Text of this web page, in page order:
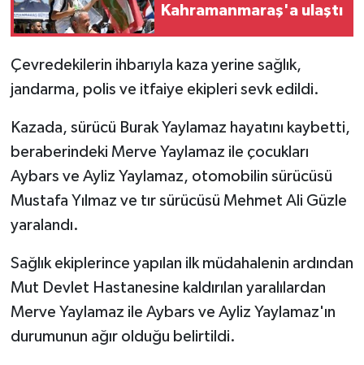
Kahramanmaraş'a ulaştı
Çevredekilerin ihbarıyla kaza yerine sağlık,
jandarma, polis ve itfaiye ekipleri sevk edildi.
Kazada, sürücü Burak Yaylamaz hayatını kaybetti,
beraberindeki Merve Yaylamaz ile çocukları
Aybars ve Ayliz Yaylamaz, otomobilin sürücüsü
Mustafa Yılmaz ve tır sürücüsü Mehmet Ali Güzle
yaralandı.
Sağlık ekiplerince yapılan ilk müdahalenin ardından
Mut Devlet Hastanesine kaldırılan yaralılardan
Merve Yaylamaz ile Aybars ve Ayliz Yaylamaz'ın
durumunun ağır olduğu belirtildi.